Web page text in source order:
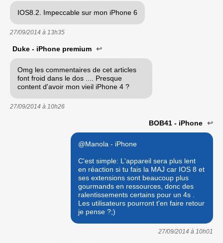
IOS8.2. Impeccable sur mon iPhone 6
27/09/2014 à 13h35
Duke - iPhone premium ↩
Omg les commentaires de cet articles
font froid dans le dos .... Presque
content d'avoir mon vieil iPhone 4 ?
27/09/2014 à 10h26
BOB41 - iPhone ↩
@Manola - iPhone
C'est simple: L'appareil sera plus lent
en réaction si tu fais la MAJ car IOS 8 et
ses extensions sont beaucoup plus
gourmands en ressources, donc des
ralentissements certains pour un 4s .
Les utilisateurs pourront t'en faire retour
je pense ?;)
27/09/2014 à 10h01